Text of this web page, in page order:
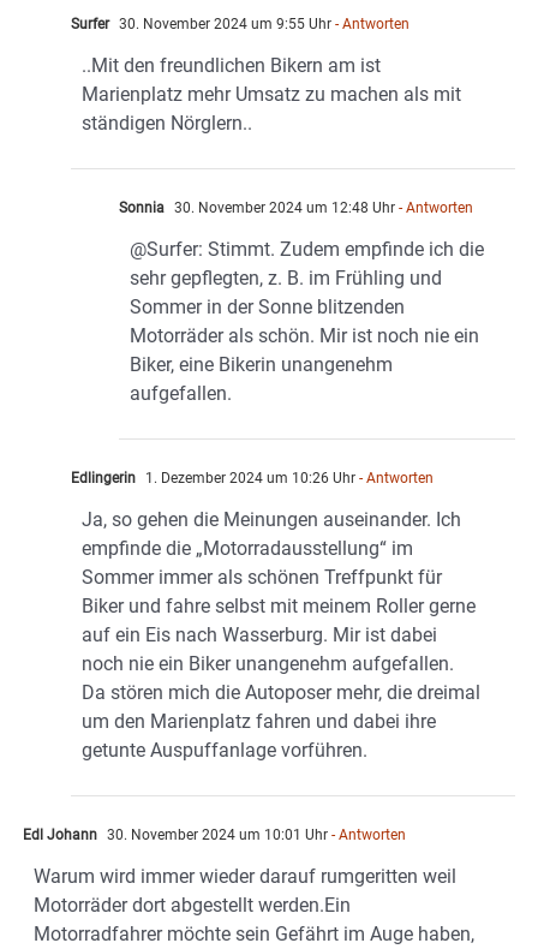
Surfer 30. November 2024 um 9:55 Uhr - Antworten
..Mit den freundlichen Bikern am ist
Marienplatz mehr Umsatz zu machen als mit
ständigen Nörglern..
Sonnia 30. November 2024 um 12:48 Uhr - Antworten
@Surfer: Stimmt. Zudem empfinde ich die
sehr gepflegten, z. B. im Frühling und
Sommer in der Sonne blitzenden
Motorräder als schön. Mir ist noch nie ein
Biker, eine Bikerin unangenehm
aufgefallen.
Edlingerin 1. Dezember 2024 um 10:26 Uhr - Antworten
Ja, so gehen die Meinungen auseinander. Ich
empfinde die „Motorradausstellung“ im
Sommer immer als schönen Treffpunkt für
Biker und fahre selbst mit meinem Roller gerne
auf ein Eis nach Wasserburg. Mir ist dabei
noch nie ein Biker unangenehm aufgefallen.
Da stören mich die Autoposer mehr, die dreimal
um den Marienplatz fahren und dabei ihre
getunte Auspuffanlage vorführen.
Edl Johann 30. November 2024 um 10:01 Uhr - Antworten
Warum wird immer wieder darauf rumgeritten weil
Motorräder dort abgestellt werden.Ein
Motorradfahrer möchte sein Gefährt im Auge haben,